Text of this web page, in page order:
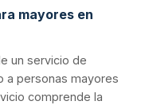
mayores en
un servicio de
a personas mayores
comprende la